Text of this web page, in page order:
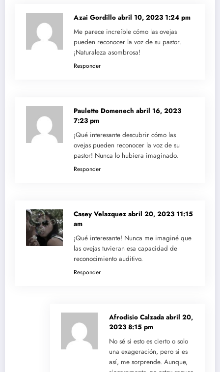
Azai Gordillo abril 10, 2023 1:24 pm
Me parece increíble cómo las ovejas
pueden reconocer la voz de su pastor.
¡Naturaleza asombrosa!
Responder
Paulette Domenech abril 16, 2023
7:23 pm
¡Qué interesante descubrir cómo las
ovejas pueden reconocer la voz de su
pastor! Nunca lo hubiera imaginado.
Responder
Casey Velazquez abril 20, 2023 11:15
am
¡Qué interesante! Nunca me imaginé que
las ovejas tuvieran esa capacidad de
reconocimiento auditivo.
Responder
Afrodisio Calzada abril 20,
2023 8:15 pm
No sé si esto es cierto o solo
una exageración, pero si es
así, me sorprende. Aunque,